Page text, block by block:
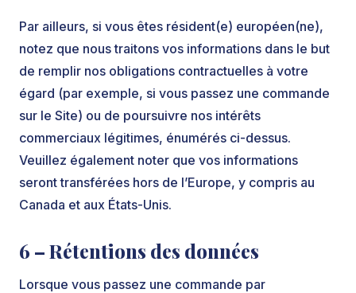
Par ailleurs, si vous êtes résident(e) européen(ne),
notez que nous traitons vos informations dans le but
de remplir nos obligations contractuelles à votre
égard (par exemple, si vous passez une commande
sur le Site) ou de poursuivre nos intérêts
commerciaux légitimes, énumérés ci-dessus.
Veuillez également noter que vos informations
seront transférées hors de l’Europe, y compris au
Canada et aux États-Unis.
6 – Rétentions des données
Lorsque vous passez une commande par